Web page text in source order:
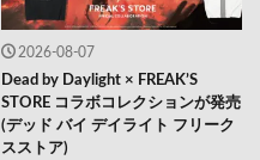
2026-08-07
Dead by Daylight × FREAK’S
STORE コラボコレクションが発売
(デッド バイ デイライト フリーク
スストア)